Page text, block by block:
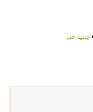
چاپ خبر